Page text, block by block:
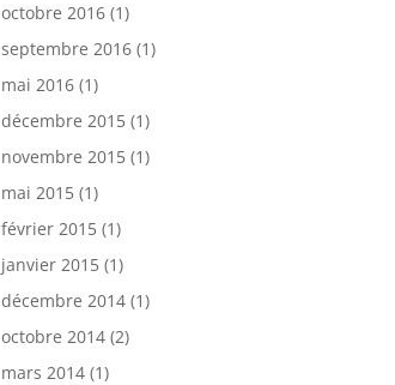
octobre 2016 (1)
septembre 2016 (1)
mai 2016 (1)
décembre 2015 (1)
novembre 2015 (1)
mai 2015 (1)
février 2015 (1)
janvier 2015 (1)
décembre 2014 (1)
octobre 2014 (2)
mars 2014 (1)